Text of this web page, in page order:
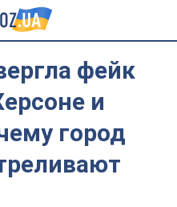
фейк
и
город